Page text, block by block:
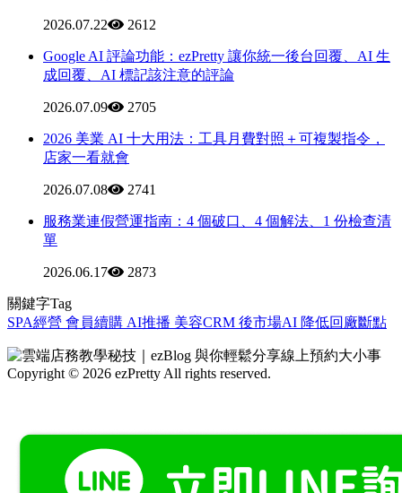
2026.07.22 2612
Google AI 評論功能：ezPretty 讓你統一後台回覆、AI 生
成回覆、AI 標記該注意的評論
2026.07.09 2705
2026 美業 AI 十大用法：工具月費對照＋可複製指令，
店家一看就會
2026.07.08 2741
服務業連假營運指南：4 個破口、4 個解法、1 份檢查清
單
2026.06.17 2873
關鍵字Tag
SPA經營 會員續購 AI推播 美容CRM 後市場AI 降低回廠斷點
Copyright © 2026 ezPretty All rights reserved.